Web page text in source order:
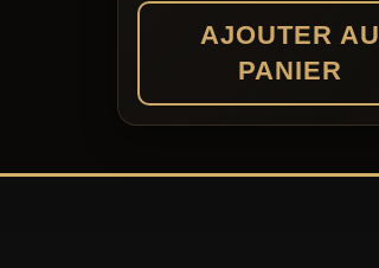
AJOUTER AU
PANIER